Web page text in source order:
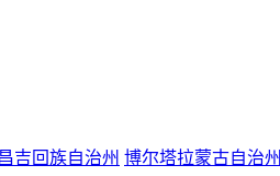
吉回族自治州 博尔塔拉蒙古自治州